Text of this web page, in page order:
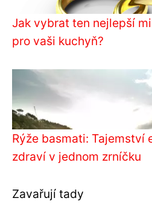
Jak vybrat ten nejlepší
pro vaši kuchyň?
Rýže basmati: Tajemství
zdraví v jednom zrníčku
Zavařují tady